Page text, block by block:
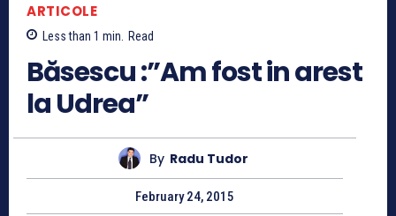
ARTICOLE
Less than 1 min. Read
Băsescu :”Am fost in arest
la Udrea”
By Radu Tudor
February 24, 2015